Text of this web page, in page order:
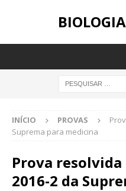
INÍCIO PROVAS
Suprema para medicina
Prova
2016-2 da